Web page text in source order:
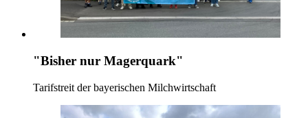
"Bisher nur Magerquark"
Tarifstreit der bayerischen Milchwirtschaft